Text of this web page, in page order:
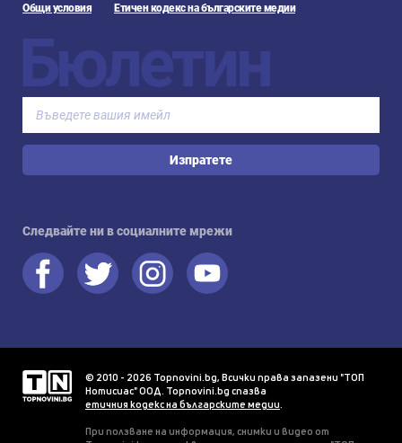
Общи условия Етичен кодекс на българските медии
Бюлетин
Изпратете
Следвайте ни в социалните мрежи
© 2010 - 2026 Topnovini.bg, Всички права запазени "ТОП
Нотисиас" ООД. Topnovini.bg спазва
етичния кодекс на българските медии
При ползване на информация, снимки и видео от